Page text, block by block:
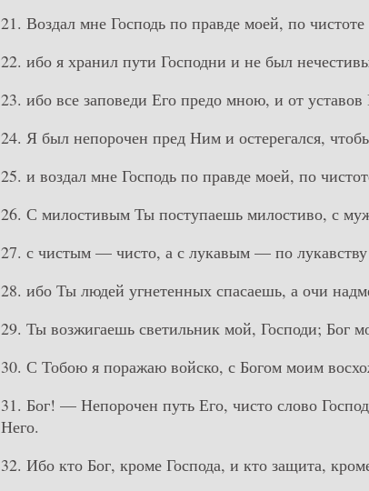
21. Воздал мне Господь по правде моей, по
22. ибо я хранил пути Господни и не был
23. ибо все заповеди Его предо мною, и от уставов
24. Я был непорочен пред Ним и остерегался,
25. и воздал мне Господь по правде моей, по
26. С милостивым Ты поступаешь милостиво, с
27. с чистым — чисто, а с лукавым — по лукавству
28. ибо Ты людей угнетенных спасаешь, а очи
29. Ты возжигаешь светильник мой, Господи; Бог
30. С Тобою я поражаю войско, с Богом моим
31. Бог! — Непорочен путь Его, чисто слово
Него.
32. Ибо кто Бог, кроме Господа, и кто защита,